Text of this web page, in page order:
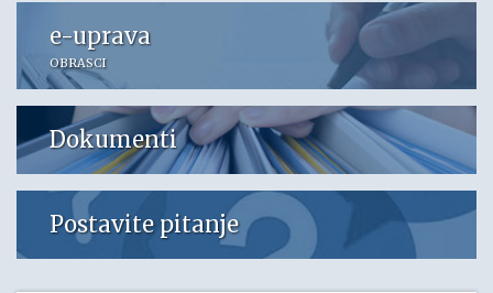
e-uprava
OBRASCI
Dokumenti
Postavite pitanje